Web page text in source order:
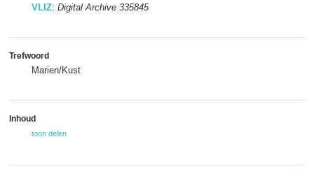
VLIZ: Digital Archive 335845
Trefwoord
Marien/Kust
Inhoud
toon delen